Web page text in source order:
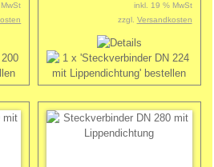
inkl. 19 % MwSt
zzgl. Versandkosten